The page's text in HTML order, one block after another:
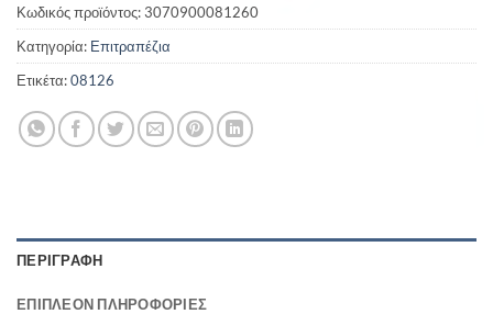
Κωδικός προϊόντος:3070900081260
Κατηγορία: Επιτραπέζια
Ετικέτα:08126
ΠΕΡΙΓΡΑΦΉ
ΕΠΙΠΛΈΟΝ ΠΛΗΡΟΦΟΡΊΕΣ